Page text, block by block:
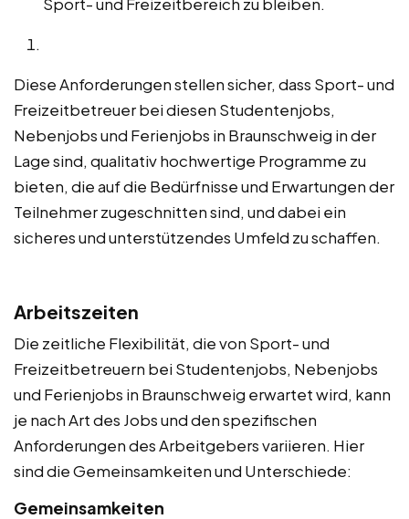
Diese Anforderungen stellen sicher, dass Sport- und
Freizeitbetreuer bei diesen Studentenjobs,
Nebenjobs und Ferienjobs in Braunschweig in der
Lage sind, qualitativ hochwertige Programme zu
bieten, die auf die Bedürfnisse und Erwartungen der
Teilnehmer zugeschnitten sind, und dabei ein
sicheres und unterstützendes Umfeld zu schaffen.
Arbeitszeiten
Die zeitliche Flexibilität, die von Sport- und
Freizeitbetreuern bei Studentenjobs, Nebenjobs
und Ferienjobs in Braunschweig erwartet wird, kann
je nach Art des Jobs und den spezifischen
Anforderungen des Arbeitgebers variieren. Hier
sind die Gemeinsamkeiten und Unterschiede:
Gemeinsamkeiten